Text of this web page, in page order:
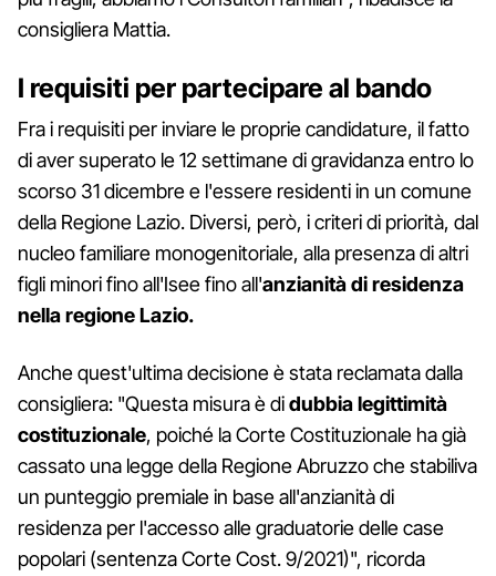
consigliera Mattia.
I requisiti per partecipare al bando
Fra i requisiti per inviare le proprie candidature, il fatto
di aver superato le 12 settimane di gravidanza entro lo
scorso 31 dicembre e l'essere residenti in un comune
della Regione Lazio. Diversi, però, i criteri di priorità, dal
nucleo familiare monogenitoriale, alla presenza di altri
figli minori fino all'Isee fino all'anzianità di residenza
nella regione Lazio.
Anche quest'ultima decisione è stata reclamata dalla
consigliera: "Questa misura è didubbia legittimità
costituzionale, poiché la Corte Costituzionale ha già
cassato una legge della Regione Abruzzo che stabiliva
un punteggio premiale in base all'anzianità di
residenza per l'accesso alle graduatorie delle case
popolari (sentenza Corte Cost. 9/2021)", ricorda